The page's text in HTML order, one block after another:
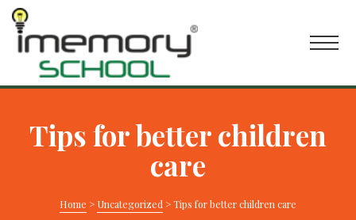
Tips for better children
care
Home > Uncategorized >Tips for better children care